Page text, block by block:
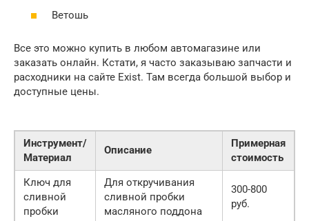
Ветошь
Все это можно купить в любом автомагазине или
заказать онлайн. Кстати, я часто заказываю запчасти и
расходники на сайте Exist. Там всегда большой выбор и
доступные цены.
Инструмент/
Материал
Описание
Примерная
стоимость
Ключ для
сливной
пробки
Для откручивания
сливной пробки
масляного поддона
300-800
руб.